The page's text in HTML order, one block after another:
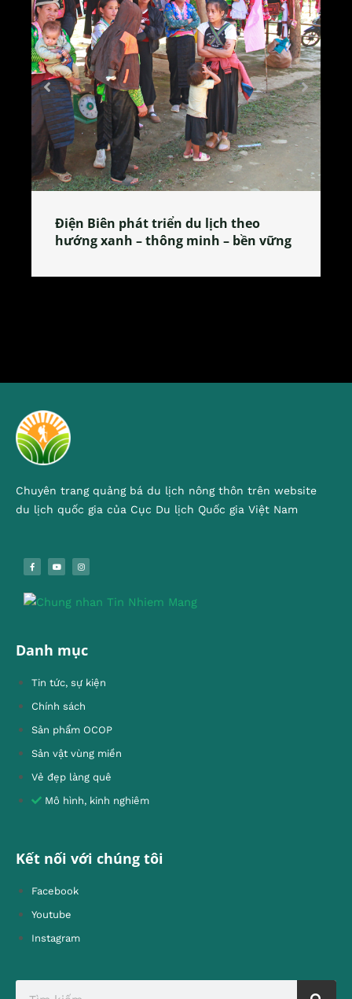
Điện Biên phát triển du lịch theo
hướng xanh – thông minh – bền vững
Chuyên trang quảng bá du lịch nông thôn trên website
du lịch quốc gia của Cục Du lịch Quốc gia Việt Nam
Danh mục
Tin tức, sự kiện
Chính sách
Sản phẩm OCOP
Sản vật vùng miền
Vẻ đẹp làng quê
Mô hình, kinh nghiêm
Kết nối với chúng tôi
Facebook
Youtube
Instagram